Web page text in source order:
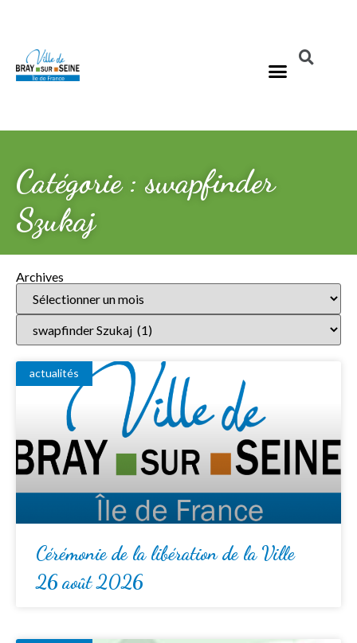
Catégorie : swapfinder
Szukaj
Archives
actualités
Cérémonie de la libération de la Ville
26 août 2026